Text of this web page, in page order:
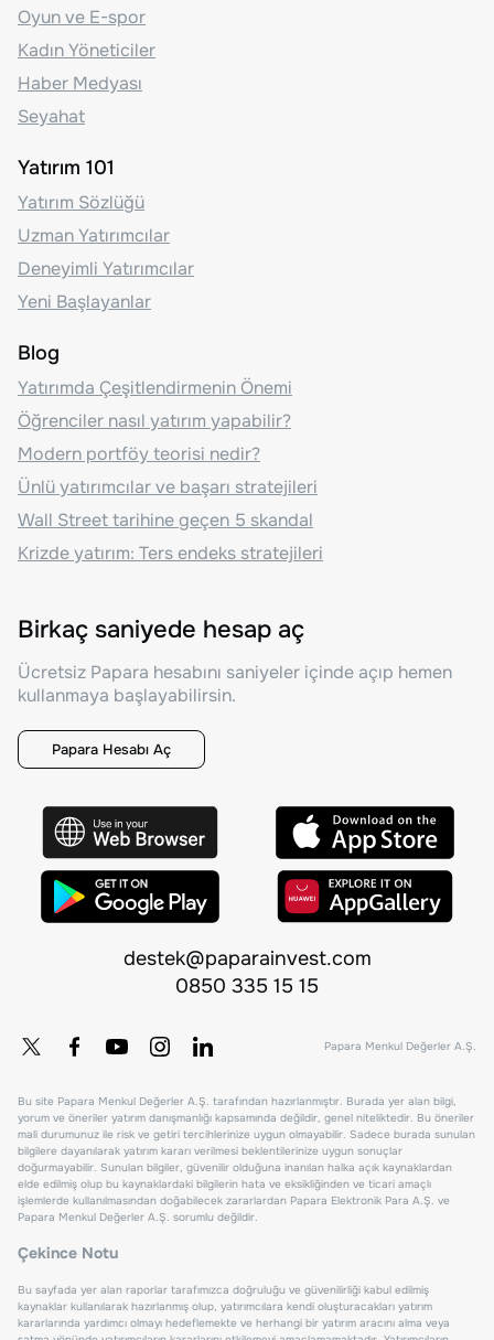
Oyun ve E-spor
Kadın Yöneticiler
Haber Medyası
Seyahat
Yatırım 101
Yatırım Sözlüğü
Uzman Yatırımcılar
Deneyimli Yatırımcılar
Yeni Başlayanlar
Blog
Yatırımda Çeşitlendirmenin Önemi
Öğrenciler nasıl yatırım yapabilir?
Modern portföy teorisi nedir?
Ünlü yatırımcılar ve başarı stratejileri
Wall Street tarihine geçen 5 skandal
Krizde yatırım: Ters endeks stratejileri
Birkaç saniyede hesap aç
Ücretsiz Papara hesabını saniyeler içinde açıp hemen
kullanmaya başlayabilirsin.
Papara Hesabı Aç
destek@paparainvest.com
0850 335 15 15
Papara Menkul Değerler A.Ş.
Bu site Papara Menkul Değerler A.Ş. tarafından hazırlanmıştır. Burada yer alan bilgi,
yorum ve öneriler yatırım danışmanlığı kapsamında değildir, genel niteliktedir. Bu öneriler
mali durumunuz ile risk ve getiri tercihlerinize uygun olmayabilir. Sadece burada sunulan
bilgilere dayanılarak yatırım kararı verilmesi beklentilerinize uygun sonuçlar
doğurmayabilir. Sunulan bilgiler, güvenilir olduğuna inanılan halka açık kaynaklardan
elde edilmiş olup bu kaynaklardaki bilgilerin hata ve eksikliğinden ve ticari amaçlı
işlemlerde kullanılmasından doğabilecek zararlardan Papara Elektronik Para A.Ş. ve
Papara Menkul Değerler A.Ş. sorumlu değildir.
Çekince Notu
Bu sayfada yer alan raporlar tarafımızca doğruluğu ve güvenilirliği kabul edilmiş
kaynaklar kullanılarak hazırlanmış olup, yatırımcılara kendi oluşturacakları yatırım
kararlarında yardımcı olmayı hedeflemekte ve herhangi bir yatırım aracını alma veya